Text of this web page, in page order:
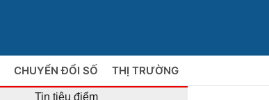
CHUYỂN ĐỔI SỐ THỊ TRƯỜNG
Tin tiêu điểm